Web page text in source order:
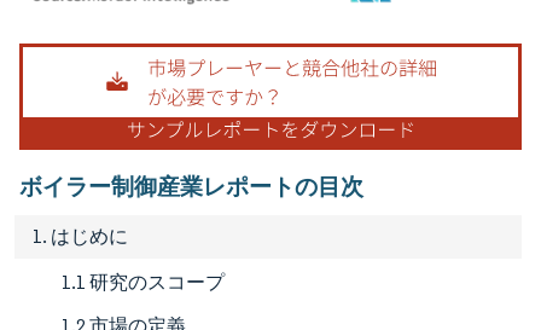
画像 © Mordor Intelligence。再利用にはCC BY 4.0の表示が必要です。
ボイラー制御産業レポートの目次
1. はじめに
1.1 研究のスコープ